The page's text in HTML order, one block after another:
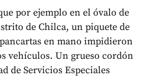
por ejemplo en el óvalo de
de Chilca, un piquete de
en mano impidieron
vehículos. Un grueso cordón
de Servicios Especiales